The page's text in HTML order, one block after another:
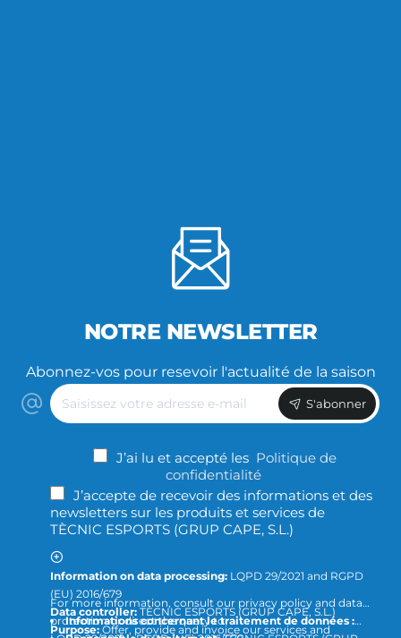
NOTRE NEWSLETTER
Abonnez-vos pour resevoir l'actualité de la saison
Saisissez
votre
adresse
S'abonner
J’ai lu et accepté les Politique de
confidentialité
J’accepte de recevoir des informations et des
newsletters sur les produits et services de
TÈCNIC ESPORTS (GRUP CAPE, S.L.)
Information on data processing: LQPD 29/2021 and RGPD
(EU) 2016/679
Data controller: TÈCNIC ESPORTS (GRUP CAPE, S.L.)
Purpose: Offer, provide and invoice our services and
For more information, consult our privacy policy and data
protection or direct the query to
Informations concernant le traitement de données :